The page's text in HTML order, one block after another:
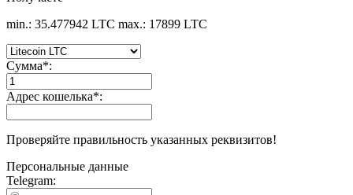
min.: 35.477942 LTC max.: 17899 LTC
Сумма*:
Адрес кошелька*:
Проверяйте правильность указанных реквизитов!
Персональные данные
Telegram: